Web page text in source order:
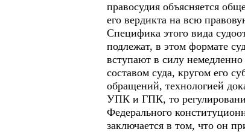
правосудия объясняется
его вердикта на всю
Специфика этого вида
подлежат, в этом формате
вступают в силу немедленно
составом суда, кругом его
обращений, технологией
УПК и ГПК, то
Федерального
заключается в том, что он